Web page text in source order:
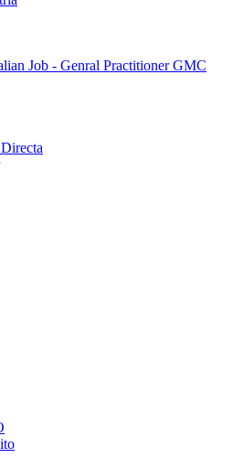
Job - Genral Practitioner GMC